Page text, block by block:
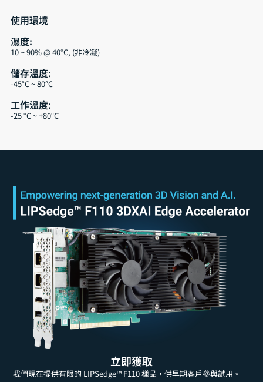
使用環境
濕度:
10 ~ 90% @ 40°C, (非冷凝)
儲存溫度:
-45°C ~ 80°C
工作溫度:
-25 °C ~ +80°C
立即獲取
我們現在提供有限的 LIPSedge™ F110 樣品，供早期客戶參與試用。